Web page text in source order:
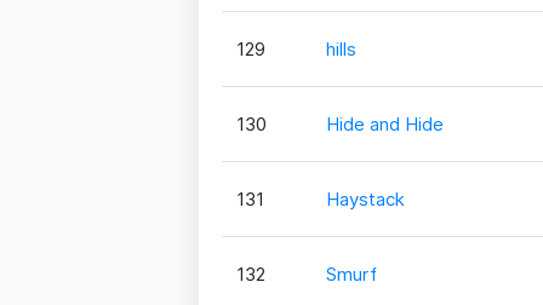
129 hills
130 Hide and Hide
131 Haystack
132 Smurf